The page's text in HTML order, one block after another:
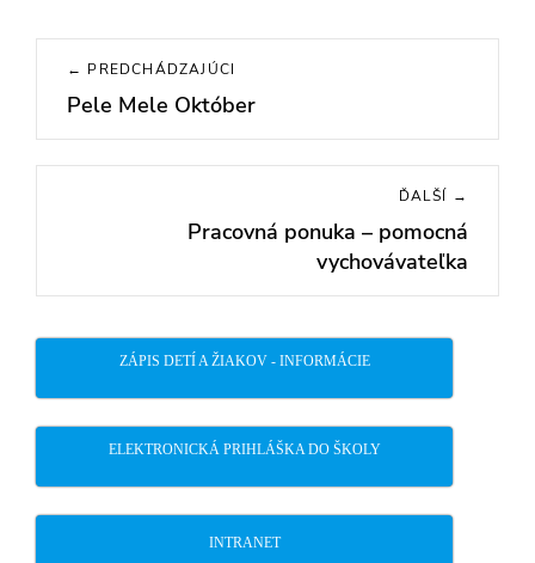
Navigácia
článku
← PREDCHÁDZAJÚCI
Previous
post:
Pele Mele Október
ĎALŠÍ →
Pracovná ponuka – pomocná
vychovávateľka
ZÁPIS DETÍ A ŽIAKOV - INFORMÁCIE
ELEKTRONICKÁ PRIHLÁŠKA DO ŠKOLY
INTRANET